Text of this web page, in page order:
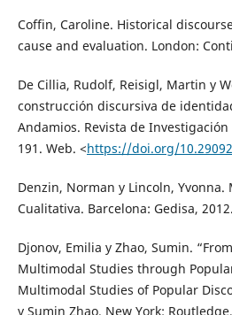
Coffin, Caroline. Historical
cause and evaluation. London:
De Cillia, Rudolf, Reisigl, Martin y
construcción discursiva de
Andamios. Revista de Investigación
191. Web. <https://doi.org/
Denzin, Norman y Lincoln,
Cualitativa. Barcelona: Gedisa,
Djonov, Emilia y Zhao, Sumin.
Multimodal Studies through
Multimodal Studies of Popular
y Sumin Zhao. New York: